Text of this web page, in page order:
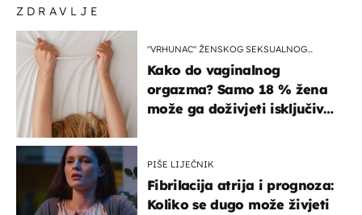
ZDRAVLJE
"VRHUNAC" ŽENSKOG SEKSUALNOG
Kako do vaginalnog
orgazma? Samo 18 % žena
može ga doživjeti isključivo
PIŠE LIJEČNIK
Fibrilacija atrija i prognoza:
Koliko se dugo može živjeti